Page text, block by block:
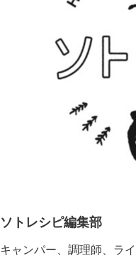
ソトレシピ編集部
キャンパー、調理師、ラ